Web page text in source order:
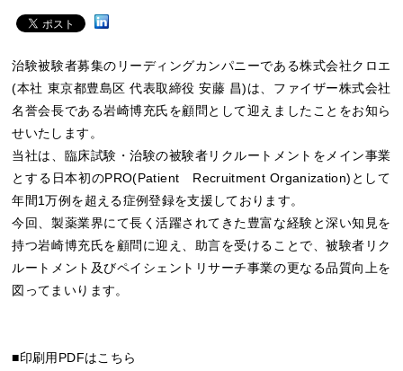
治験被験者募集のリーディングカンパニーである株式会社クロエ
(本社 東京都豊島区 代表取締役 安藤 昌)は、ファイザー株式会社
名誉会長である岩崎博充氏を顧問として迎えましたことをお知ら
せいたします。
当社は、臨床試験・治験の被験者リクルートメントをメイン事業
とする日本初のPRO(Patient Recruitment Organization)として
年間1万例を超える症例登録を支援しております。
今回、製薬業界にて長く活躍されてきた豊富な経験と深い知見を
持つ岩崎博充氏を顧問に迎え、助言を受けることで、被験者リク
ルートメント及びペイシェントリサーチ事業の更なる品質向上を
図ってまいります。
■印刷用PDFはこちら